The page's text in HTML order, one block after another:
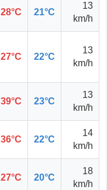
28°C 21°C
13
km/h
27°C 22°C
13
km/h
39°C 23°C
13
km/h
36°C 22°C
14
km/h
27°C 20°C
18
km/h